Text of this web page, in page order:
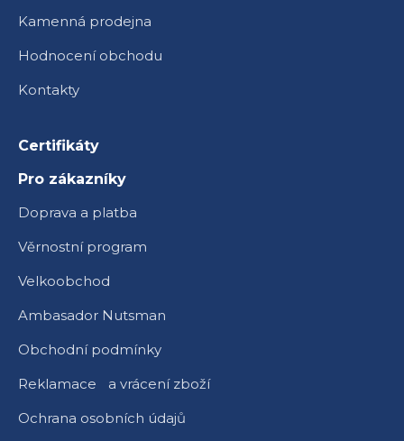
Kamenná prodejna
Hodnocení obchodu
Kontakty
Certifikáty
Pro zákazníky
Doprava a platba
Věrnostní program
Velkoobchod
Ambasador Nutsman
Obchodní podmínky
Reklamace a vrácení zboží
Ochrana osobních údajů